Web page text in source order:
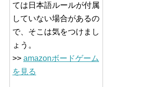
ては日本語ルールが付属
していない場合があるの
で、そこは気をつけまし
ょう。
>> amazonボードゲーム
を見る